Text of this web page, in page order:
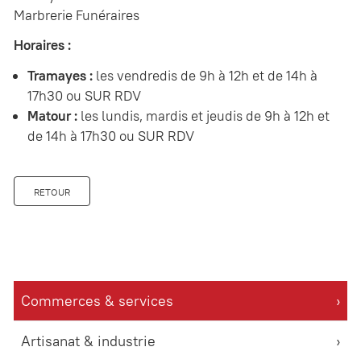
Commerces & services
Artisanat & industrie
Marbrerie Funéraires
Horaires :
Tramayes : les vendredis de 9h à 12h et de 14h à
17h30 ou SUR RDV
Matour : les lundis, mardis et jeudis de 9h à 12h et
de 14h à 17h30 ou SUR RDV
RETOUR